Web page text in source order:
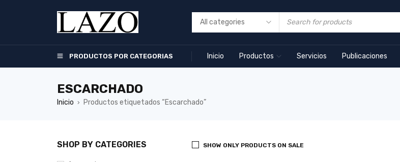
PRODUCTOS POR CATEGORIAS Inicio Productos Servicios Publicaciones
ESCARCHADO
Inicio › Productos etiquetados “Escarchado”
SHOP BY CATEGORIES SHOW ONLY PRODUCTS ON SALE